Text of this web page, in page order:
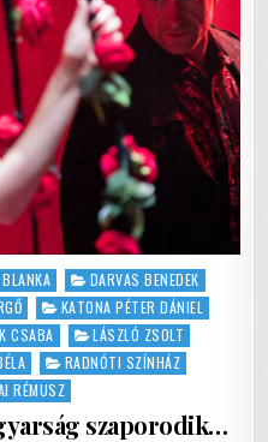
DARVAS BENEDEK
KATONA PÉTER DÁNIEL
CSABA
LÁSZLÓ ZSOLT
RADNÓTI SZÍNHÁZ
RÉMUSZ
szaporodik…